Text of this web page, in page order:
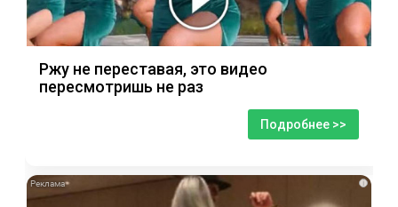
Ржу не переставая, это видео
пересмотришь не раз
Подробнее >>
i